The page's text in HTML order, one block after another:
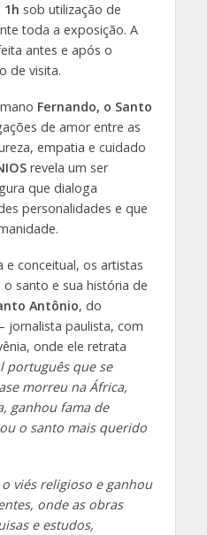
sob utilização de
toda a exposição. A
antes e após o
de visita.
Fernando, o Santo
de amor entre as
empatia e cuidado
revela um ser
que dialoga
personalidades e que
e conceitual, os artistas
santo e sua história de
Antônio, do
– jornalista paulista, com
onde ele retrata
português que se
morreu na África,
ganhou fama de
o santo mais querido
viés religioso e ganhou
onde as obras
e estudos,